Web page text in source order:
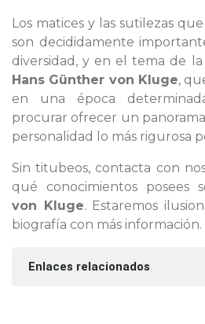
Los matices y las sutilezas
son decididamente
diversidad, y en el tema de
Hans Günther von Kluge,
en una época
procurar ofrecer un
personalidad lo más rigurosa
Sin titubeos, contacta con
qué conocimientos posees
von Kluge. Estaremos
biografía con más información.
Enlaces relacionados